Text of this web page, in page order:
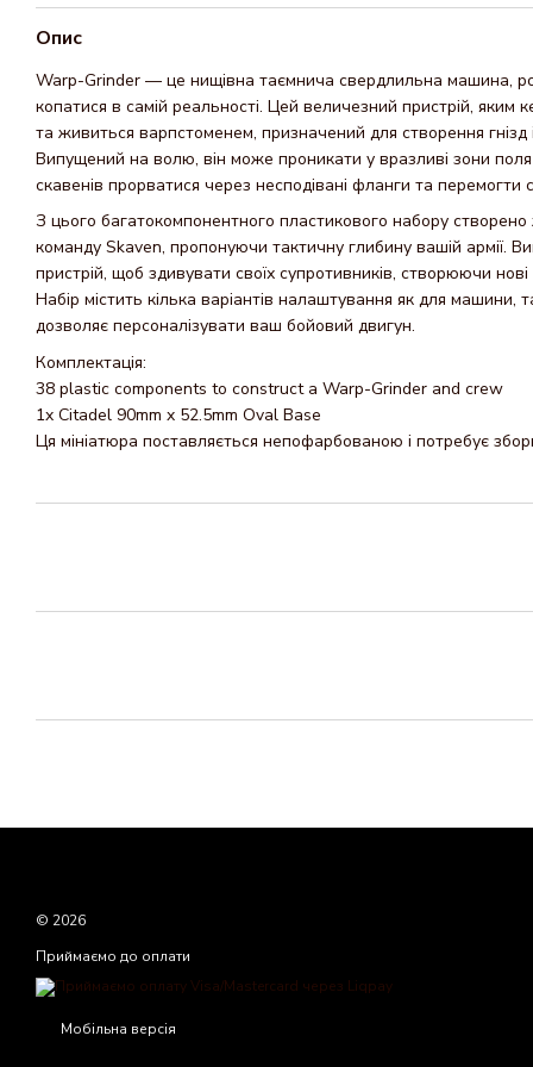
Опис
Warp-Grinder — це нищівна таємнича свердлильна машина,
копатися в самій реальності. Цей величезний пристрій, яким
та живиться варпстоменем, призначений для створення
Випущений на волю, він може проникати у вразливі зони
скавенів прорватися через несподівані фланги та перемогти
З цього багатокомпонентного пластикового набору
команду Skaven, пропонуючи тактичну глибину вашій армії.
пристрій, щоб здивувати своїх супротивників, створюючи
Набір містить кілька варіантів налаштування як для машини,
дозволяє персоналізувати ваш бойовий двигун.
Комплектація:
38 plastic components to construct a Warp-Grinder and crew
1x Citadel 90mm x 52.5mm Oval Base
Ця мініатюра поставляється непофарбованою і потребує
© 2026
Приймаємо до оплати
Мобільна версія